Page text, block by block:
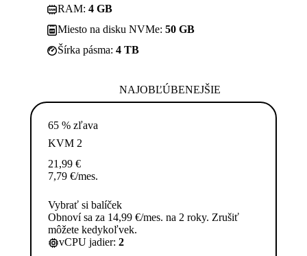
RAM: 4 GB
Miesto na disku NVMe: 50 GB
Šírka pásma: 4 TB
NAJOBĽÚBENEJŠIE
65 % zľava
KVM 2
21,99 €
7,79 €/mes.
Vybrať si balíček
Obnoví sa za 14,99 €/mes. na 2 roky. Zrušiť
môžete kedykoľvek.
vCPU jadier: 2